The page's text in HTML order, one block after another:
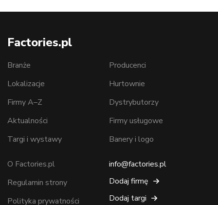
Factories.pl
Branże
Lokalizacje
Firmy A–Z
Aktualności
Targi i wystawy
Producenci
Hurtownie
Dystrybutorzy
Firmy usługowe
Banery i logo
O Factories.pl
Regulamin strony
Polityka prywatności
info@factories.pl
Dodaj firmę
Dodaj targi